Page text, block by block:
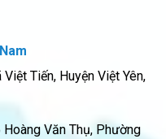
Việt Tiến, Huyện Việt Yên,
Văn Thụ, Phường